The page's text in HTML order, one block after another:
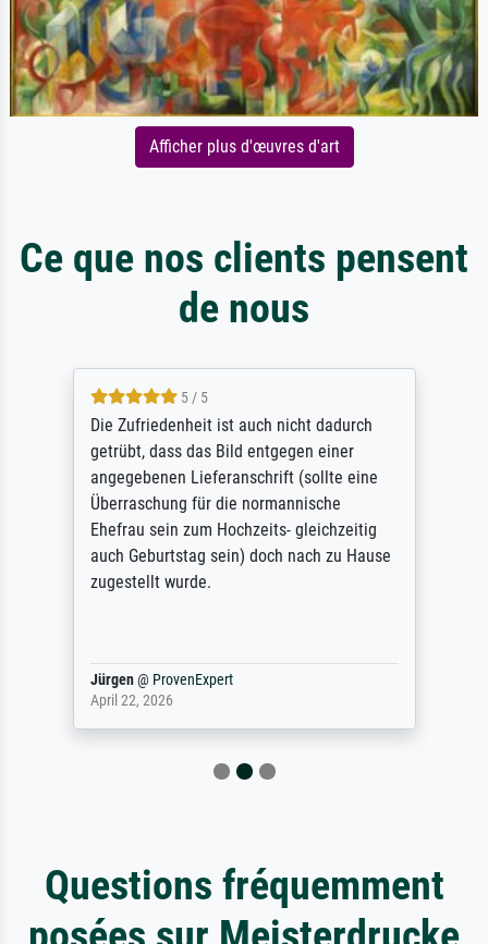
Afficher plus d'œuvres d'art
Ce que nos clients pensent
de nous
5 / 5
Die Zufriedenheit ist auch nicht dadurch
getrübt, dass das Bild entgegen einer
angegebenen Lieferanschrift (sollte eine
Überraschung für die normannische
Ehefrau sein zum Hochzeits- gleichzeitig
auch Geburtstag sein) doch nach zu Hause
zugestellt wurde.
Jürgen@ ProvenExpert
April 22, 2026
Questions fréquemment